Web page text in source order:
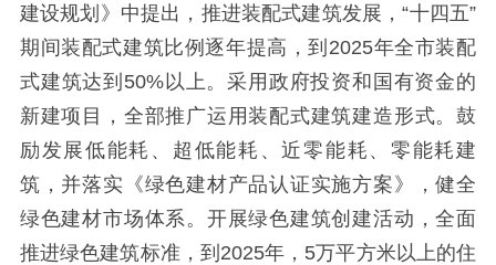
建设规划》中提出，推进装配式建筑发展，“十四五”
期间装配式建筑比例逐年提高，到 2025年全市装配
式建筑达到 50%以上。采用政府投资和国有资金的
新建项目，全部推广运用装配式建筑建造形式。鼓
励发展低能耗、超低能耗、近零能耗、零能耗建
筑，并落实《绿色建材产品认证实施方案》，健全
绿色建材市场体系。开展绿色建筑创建活动，全面
推进绿色建筑标准，到 2025年， 5万平方米以上的住